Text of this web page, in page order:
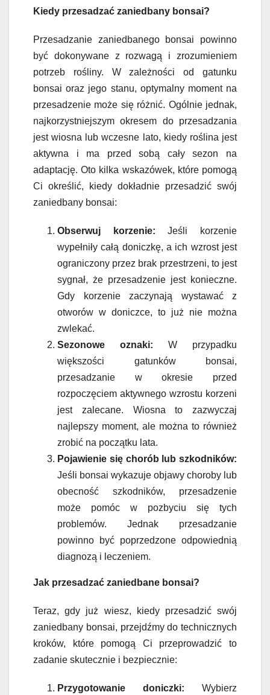
Kiedy przesadzać zaniedbany bonsai?
Przesadzanie zaniedbanego bonsai powinno
być dokonywane z rozwagą i zrozumieniem
potrzeb rośliny. W zależności od gatunku
bonsai oraz jego stanu, optymalny moment na
przesadzenie może się różnić. Ogólnie jednak,
najkorzystniejszym okresem do przesadzania
jest wiosna lub wczesne lato, kiedy roślina jest
aktywna i ma przed sobą cały sezon na
adaptację. Oto kilka wskazówek, które pomogą
Ci określić, kiedy dokładnie przesadzić swój
zaniedbany bonsai:
Obserwuj korzenie: Jeśli korzenie
wypełniły całą doniczkę, a ich wzrost jest
ograniczony przez brak przestrzeni, to jest
sygnał, że przesadzenie jest konieczne.
Gdy korzenie zaczynają wystawać z
otworów w doniczce, to już nie można
zwlekać.
Sezonowe oznaki: W przypadku
większości gatunków bonsai,
przesadzanie w okresie przed
rozpoczęciem aktywnego wzrostu korzeni
jest zalecane. Wiosna to zazwyczaj
najlepszy moment, ale można to również
zrobić na początku lata.
Pojawienie się chorób lub szkodników:
Jeśli bonsai wykazuje objawy choroby lub
obecność szkodników, przesadzenie
może pomóc w pozbyciu się tych
problemów. Jednak przesadzanie
powinno być poprzedzone odpowiednią
diagnozą i leczeniem.
Jak przesadzać zaniedbane bonsai?
Teraz, gdy już wiesz, kiedy przesadzić swój
zaniedbany bonsai, przejdźmy do technicznych
kroków, które pomogą Ci przeprowadzić to
zadanie skutecznie i bezpiecznie:
Przygotowanie doniczki: Wybierz